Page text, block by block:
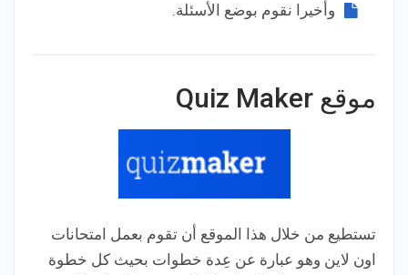
وأخيرا نقوم بوضع الأسئلة.
موقع Quiz Maker
تستطيع من خلال هذا الموقع أن تقوم بعمل امتحانات
اون لاين وهو عبارة عن عِدة خطوات بحيث كل خطوة